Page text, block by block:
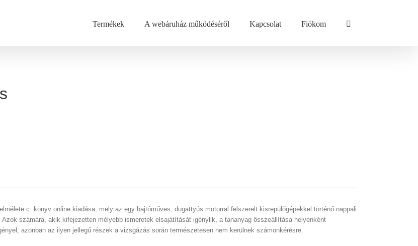
Termékek A webáruház működéséről Kapcsolat Fiókom
c. könyv online kiadása, mely az egy hajtóműves, dugattyús motorral felszerelt kisrepülőgépekkel történő nappali
számára, akik kifejezetten mélyebb ismeretek elsajátítását igénylik, a tananyag összeállítása helyenként
azonban az ilyen jellegű részek a vizsgázás során természetesen nem kerülnek számonkérésre.